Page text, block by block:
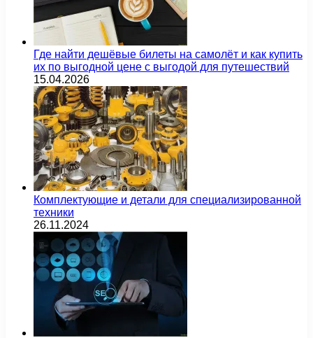
Где найти дешёвые билеты на самолёт и как купить
их по выгодной цене с выгодой для путешествий
15.04.2026
Комплектующие и детали для специализированной
техники
26.11.2024